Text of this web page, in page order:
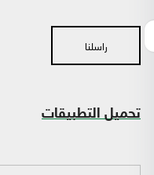
راسلنا
تحميل التطبيقات